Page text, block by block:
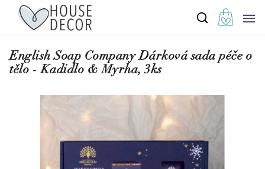
English Soap Company Dárková sada péče o
tělo - Kadidlo & Myrha, 3ks